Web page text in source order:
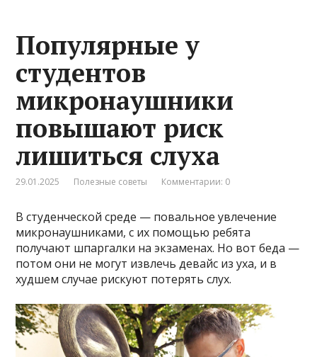
Популярные у
студентов
микронаушники
повышают риск
лишиться слуха
29.01.2025 Полезные советы Комментарии: 0
В студенческой среде — повальное увлечение
микронаушниками, с их помощью ребята
получают шпаргалки на экзаменах. Но вот беда —
потом они не могут извлечь девайс из уха, и в
худшем случае рискуют потерять слух.